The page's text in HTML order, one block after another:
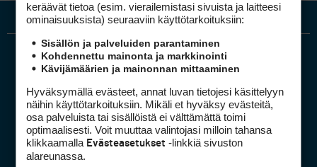
Golfpiste mediakortti
keräävät tietoa (esim. vierailemis­tasi sivuista ja laitteesi
ominaisuuk­sista) seuraaviin käyttötarkoituksiin:
Sisällön ja palveluiden parantaminen
Kohdennettu mainonta ja markkinointi
Kävijämäärien ja mainonnan mittaaminen
Hyväksymällä evästeet, annat luvan tietojesi käsittelyyn
näihin käyttötarkoituksiin. Mikäli et hyväksy evästeitä,
osa palveluista tai sisällöistä ei välttämättä toimi
optimaalisesti. Voit muuttaa valintojasi milloin tahansa
klikkaamalla Evästeasetukset -linkkiä sivuston
alareunassa.